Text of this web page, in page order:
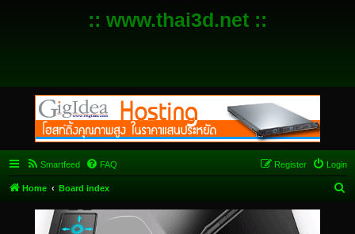
:: www.thai3d.net ::
Smartfeed FAQ Login
Register
Home Board index